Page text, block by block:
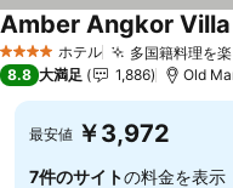
4 ホテルのランク
ホテル 多国籍料理を
Amber Angkor
8.8 大満足 1,886 Old
最安値 ￥3,972
7件のサイトの料金を表示